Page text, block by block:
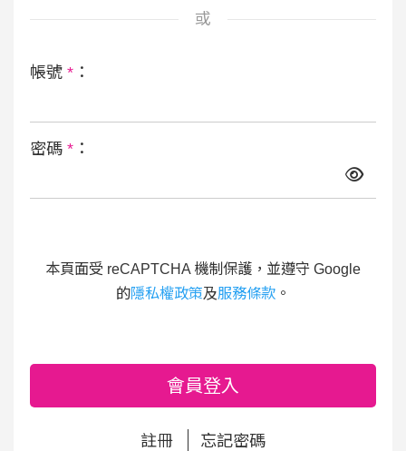
或
帳號 * ：
密碼 * ：
本頁面受 reCAPTCHA 機制保護，並遵守 Google
的隱私權政策及服務條款 。
會員登入
註冊 忘記密碼